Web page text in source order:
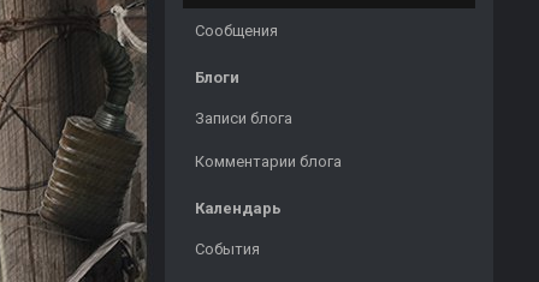
Сообщения
Блоги
Записи блога
Комментарии блога
Календарь
События